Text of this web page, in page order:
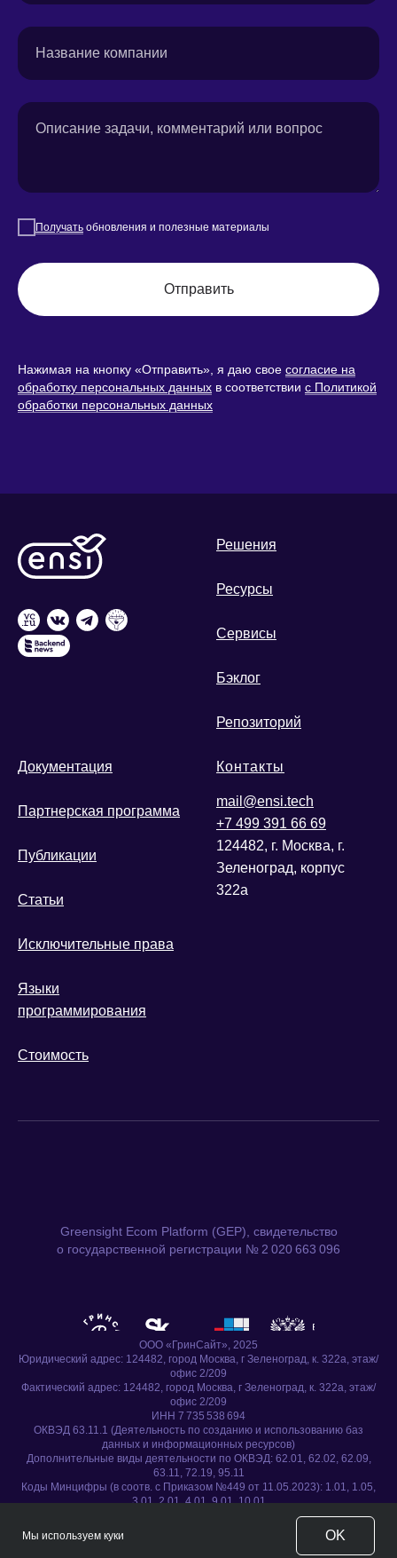
Название компании
Описание задачи, комментарий или вопрос
Получать обновления и полезные материалы
Отправить
Нажимая на кнопку «Отправить», я даю свое согласие на
обработку персональных данных в соответствии с Политикой
обработки персональных данных
Решения
Ресурсы
Сервисы
Бэклог
Репозиторий
Документация
Партнерская программа
Публикации
Статьи
Исключительные права
Языки
программирования
Стоимость
Контакты
mail@ensi.tech
+7 499 391 66 69
124482, г. Москва, г.
Зеленоград, корпус
322а
Greensight Ecom Platform (GEP), свидетельство
о государственной регистрации № 2 020 663 096
ООО «ГринСайт», 2025
Юридический адрес: 124482, город Москва, г Зеленоград, к. 322а, этаж/
офис 2/209
Фактический адрес: 124482, город Москва, г Зеленоград, к. 322а, этаж/
офис 2/209
ИНН 7 735 538 694
ОКВЭД 63.11.1 (Деятельность по созданию и использованию баз
данных и информационных ресурсов)
Дополнительные виды деятельности по ОКВЭД: 62.01, 62.02, 62.09,
63.11, 72.19, 95.11
Коды Минцифры (в соотв. с Приказом №449 от 11.05.2023): 1.01, 1.05,
3.01, 2.01, 4.01, 9.01, 10.01
Мы используем куки OK